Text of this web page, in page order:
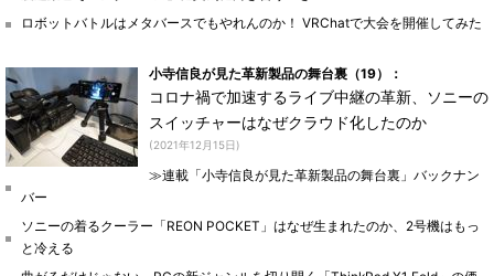
ロボットバトルはメタバースでもやれんのか！ VRChatで大会を開催してみた
小寺信良が見た革新製品の舞台裏（19）：
コロナ禍で加速するライブ中継の革新、ソニーの
スイッチャーはなぜクラウド化したのか
(2021年12月15日)
≫連載「小寺信良が見た革新製品の舞台裏」バックナン
バー
ソニーの着るクーラー「REON POCKET」はなぜ生まれたのか、2号機はもっ
と冷える